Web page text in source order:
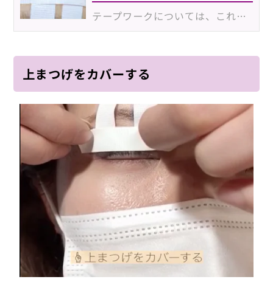
テープワークについては、これまで何度もBeautéで解説してきました。しかし今でも苦手という声が多いのが…
上まつげをカバーする